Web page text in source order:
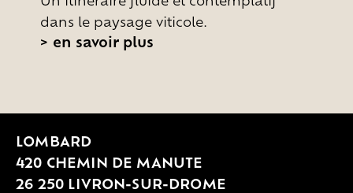
dans le paysage viticole.
> en savoir plus
LOMBARD
420 CHEMIN DE MANUTE
26 250 LIVRON-SUR-DROME